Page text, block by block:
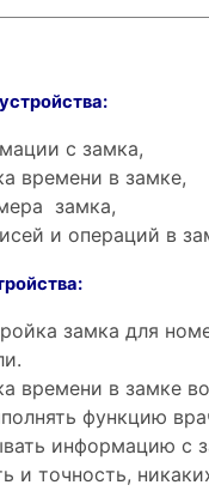
с замка,
времени в замке,
замка,
и операций в
замка для
времени в замке
функцию
информацию с
и точность,